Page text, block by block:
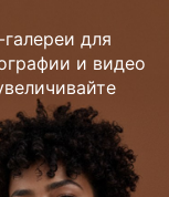
для
и видео